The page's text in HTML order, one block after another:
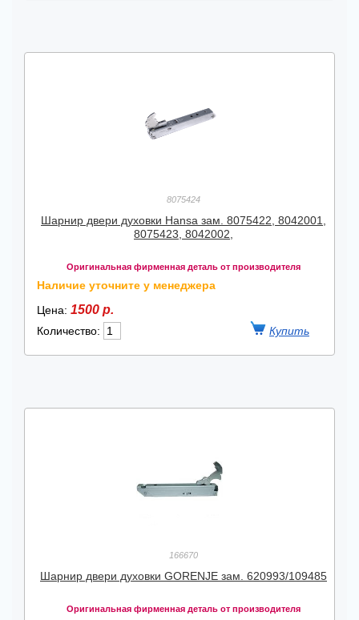
8075424
Шарнир двери духовки Hansa зам. 8075422, 8042001,
8075423, 8042002,
Оригинальная фирменная деталь от производителя
Наличие уточните у менеджера
Цена: 1500 р.
Количество:
166670
Шарнир двери духовки GORENJE зам. 620993/109485
Оригинальная фирменная деталь от производителя